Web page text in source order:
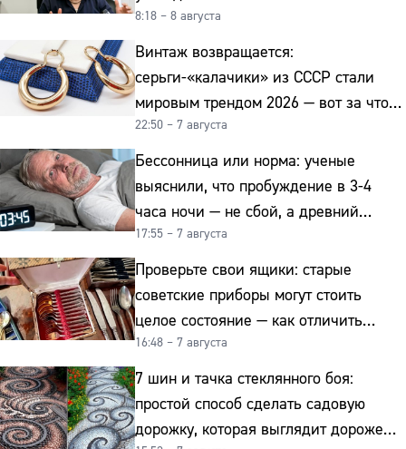
8:18 – 8 августа
Винтаж возвращается:
серьги-«калачики» из СССР стали
мировым трендом 2026 — вот за что
их ценят ювелиры
22:50 – 7 августа
Бессонница или норма: ученые
выяснили, что пробуждение в 3-4
часа ночи — не сбой, а древний
биологический ритм
17:55 – 7 августа
Проверьте свои ящики: старые
советские приборы могут стоить
целое состояние — как отличить
подделку от мельхиора
16:48 – 7 августа
7 шин и тачка стеклянного боя:
простой способ сделать садовую
дорожку, которая выглядит дороже